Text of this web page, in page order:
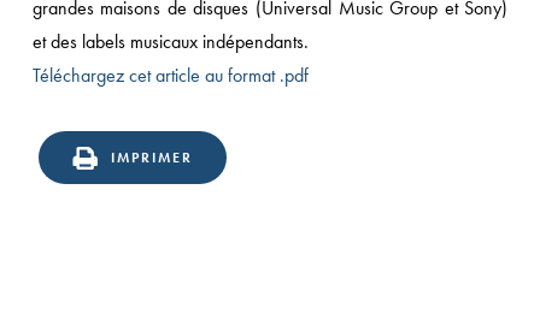
grandes maisons de disques (Universal Music Group et Sony)
et des labels musicaux indépendants.
Téléchargez cet article au format .pdf
IMPRIMER